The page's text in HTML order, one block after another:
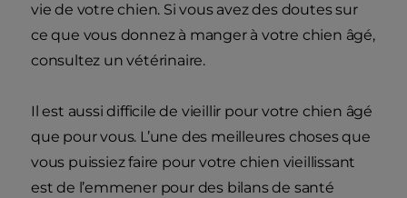
vie de votre chien. Si vous avez des doutes sur
ce que vous donnez à manger à votre chien âgé,
consultez un vétérinaire.
Il est aussi difficile de vieillir pour votre chien âgé
que pour vous. L’une des meilleures choses que
vous puissiez faire pour votre chien vieillissant
est de l’emmener pour des bilans de santé